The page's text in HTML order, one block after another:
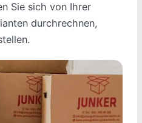
Sie sich von Ihrer
durchrechnen,